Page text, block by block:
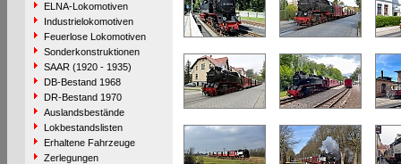
ELNA-Lokomotiven
Industrielokomotiven
Feuerlose Lokomotiven
Sonderkonstruktionen
SAAR (1920 - 1935)
DB-Bestand 1968
DR-Bestand 1970
Auslandsbestände
Lokbestandslisten
Erhaltene Fahrzeuge
Zerlegungen